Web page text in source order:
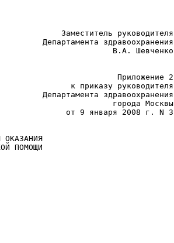
Заместитель руководителя
Департамента здравоохранения
В.А. Шевченко
Приложение 2
к приказу руководителя
Департамента здравоохранения
города Москвы
от 9 января 2008 г. N 3
ОКАЗАНИЯ
ПОМОЩИ